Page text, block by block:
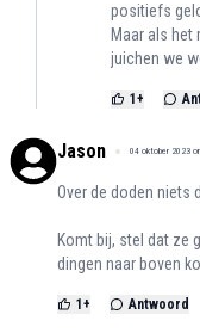
positiefs
Maar als het
juichen we
1 +
Jason 04 oktober 2023
Over de doden niets
Komt bij, stel dat ze
dingen naar boven
1 + Antwoord